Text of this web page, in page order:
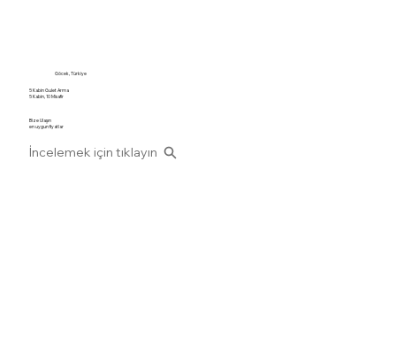
Göcek, Türkiye
5 Kabin Gulet Arma
5 Kabin, 10 Misafir
Bize Ulaşın
en uygun fiyatlar
İncelemek için tıklayın